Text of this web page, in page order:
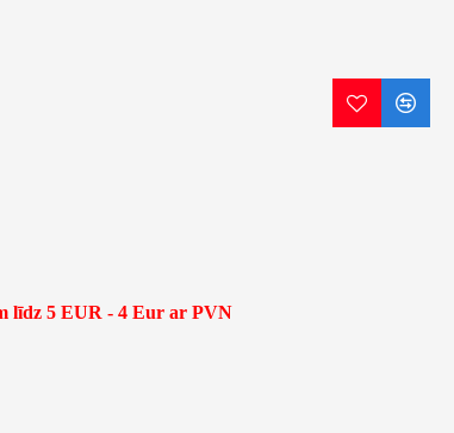
līdz 5 EUR - 4 Eur ar PVN